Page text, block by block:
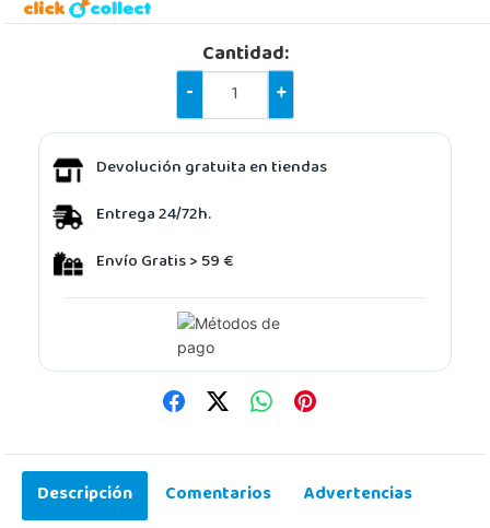
Cantidad:
-
+
Devolución gratuita en tiendas
Entrega 24/72h.
Envío Gratis > 59 €
Descripción Comentarios
Advertencias